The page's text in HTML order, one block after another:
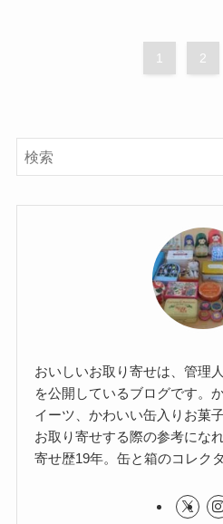
1 2
おいしいお取り寄せは、管理
を公開しているブログです。
イーツ、かわいい缶入りお菓
お取り寄せする際の参考にな
寄せ歴19年。缶と箱のコレクタ